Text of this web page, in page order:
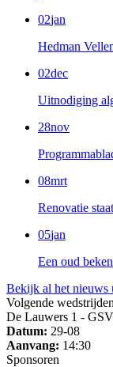
02jan
Hedman
02dec
Uitnodiging
28nov
08mrt
Renovatie
05jan
Een oud
Bekijk al het nieuws
Volgende wedstrijden
De Lauwers 1 -
Datum: 29-08
Aanvang: 14:30
Sponsoren